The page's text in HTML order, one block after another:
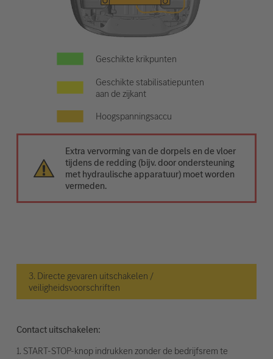
Geschikte krikpunten
Geschikte stabilisatiepunten
aan de zijkant
Hoogspanningsaccu
Extra vervorming van de dorpels en de vloer
tijdens de redding (bijv. door ondersteuning
met hydraulische apparatuur) moet worden
vermeden.
3. Directe gevaren uitschakelen /
veiligheidsvoorschriften
Contact uitschakelen:
1. START-STOP-knop indrukken zonder de bedrijfsrem te